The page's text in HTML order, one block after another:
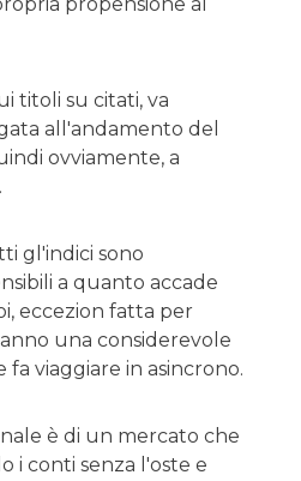
titoli su citati, va
all'andamento del
ovviamente, a
gl'indici sono
a quanto accade
eccezion fatta per
una considerevole
fa viaggiare in asincrono.
è di un mercato che
i conti senza l'oste e